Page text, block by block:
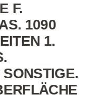
F.
1090
1.